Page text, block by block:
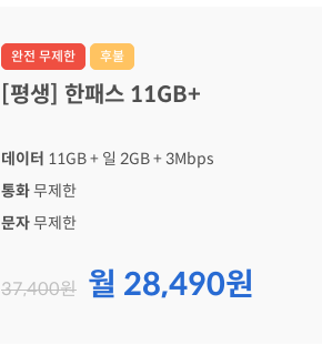
완전 무제한 후불
[평생] 한패스 11GB+
데이터 11GB+ 일 2GB+ 3Mbps
통화무제한
문자무제한
37,400원 월 28,490원